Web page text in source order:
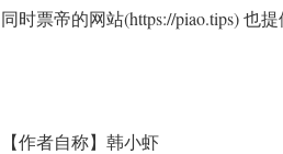
同时票帝的网站(https://piao.tips) 也
【作者自称】韩小虾